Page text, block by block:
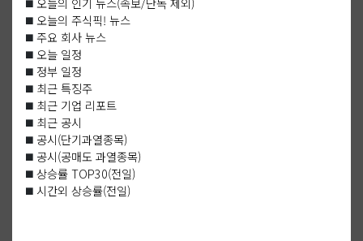
◼️오늘의 주식픽! 뉴스
◼️주요 회사 뉴스
◼️오늘 일정
◼️ 정부 일정
◼️ 최근 특징주
◼️ 최근 기업 리포트
◼️ 최근 공시
◼️ 공시(단기과열종목)
◼️ 공시(공매도 과열종목)
◼️상승률 TOP30(전일)
◼️ 시간외 상승률(전일)